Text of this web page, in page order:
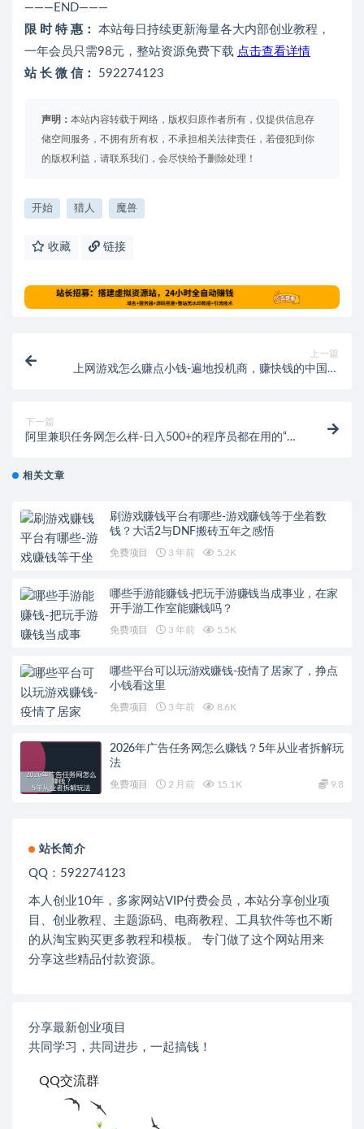
———END———
限 时 特 惠： 本站每日持续更新海量各大内部创业教程，
一年会员只需98元，整站资源免费下载 点击查看详情
站 长 微 信： 592274123
声明： 本站内容转载于网络，版权归原作者所有，仅提供信息存
储空间服务，不拥有所有权，不承担相关法律责任，若侵犯到你
的版权利益，请联系我们，会尽快给予删除处理！
开始 猎人 魔兽
收藏 链接
上一篇
上网游戏怎么赚点小钱-遍地投机商，赚快钱的中国互
下一篇
阿里兼职任务网怎么样-日入500+的程序员都在用的“接
相关文章
刷游戏赚钱平台有哪些-游戏赚钱等于坐着数
钱？大话2与DNF搬砖五年之感悟
免费项目 3 年前 5.2K
哪些手游能赚钱-把玩手游赚钱当成事业，在家
开手游工作室能赚钱吗？
免费项目 3 年前 5.5K
哪些平台可以玩游戏赚钱-疫情了居家了，挣点
小钱看这里
免费项目 3 年前 8.6K
2026年广告任务网怎么赚钱？5年从业者拆解玩
法
免费项目 2 月前 15.1K 9.8
站长简介
QQ：592274123
本人创业10年，多家网站VIP付费会员，本站分享创业项
目、创业教程、主题源码、电商教程、工具软件等也不断
的从淘宝购买更多教程和模板。 专门做了这个网站用来
分享这些精品付款资源。
分享最新创业项目
共同学习，共同进步，一起搞钱！
QQ交流群